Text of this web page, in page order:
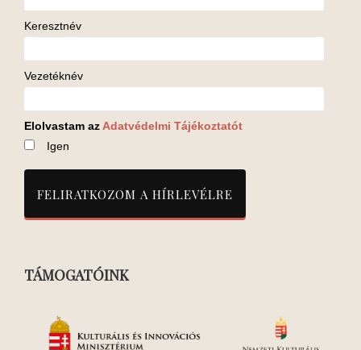
Keresztnév
Vezetéknév
Elolvastam az Adatvédelmi Tájékoztatót
Igen
TÁMOGATÓINK